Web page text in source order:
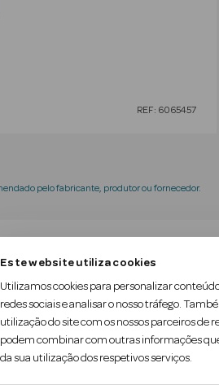
Este website utiliza cookies
Utilizamos cookies para personalizar
redes sociais e analisar o nosso tráfego.
utilização do site com os nossos parceiros de
podem combinar com outras informações
da sua utilização dos respetivos serviços.
REF: 6065457
pelo fabricante, produtor ou fornecedor.
ativa, que favorece